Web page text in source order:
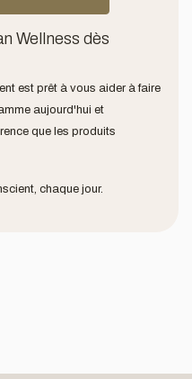
Wellness dès
est prêt à vous aider à faire
aujourd'hui et
que les produits
chaque jour.